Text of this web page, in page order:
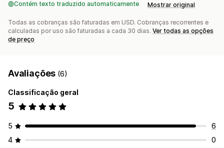
Contém texto traduzido automaticamente Mostrar original
Todas as cobranças são faturadas em USD. Cobranças recorrentes e
calculadas por uso são faturadas a cada 30 dias. Ver todas as opções
de preço
Avaliações (6)
Classificação geral
5
5
6
4
0